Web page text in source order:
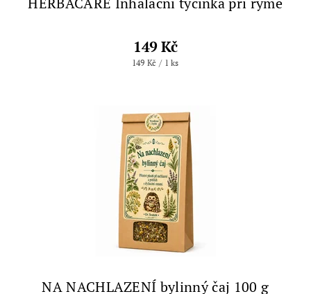
149 Kč
149 Kč / 1 ks
NA NACHLAZENÍ bylinný čaj 100 g